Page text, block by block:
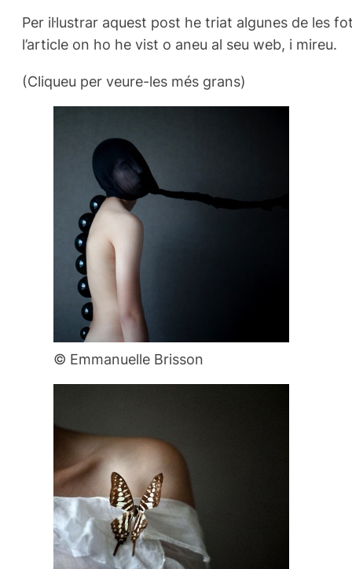
Per il·lustrar aquest post he triat algunes de les
l’article on ho he vist o aneu al seu web, i mireu.
(Cliqueu per veure-les més grans)
© Emmanuelle Brisson